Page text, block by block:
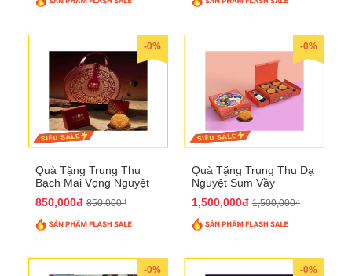
-0%
Quà Tặng Trung Thu
Bạch Mai Vọng Nguyệt
850,000đ 850,000₫
-0%
Quà Tặng Trung Thu Dạ
Nguyệt Sum Vầy
1,500,000đ 1,500,000₫
-0% -0%